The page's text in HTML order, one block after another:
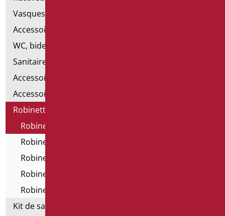
Vasques
Accessoires pour lavabo
WC, bidet et pack WC
Sanitaires spéciaux
Accessoires pour cuvette
Accessoires pour la salle de bain
Robinetterie
Robinetterie - Série Home
Robinetterie - Série All in One
Robinetterie électronique
Robinets et mitigeurs temporisés
Robinetterie technique
Kit de salle de bains standard